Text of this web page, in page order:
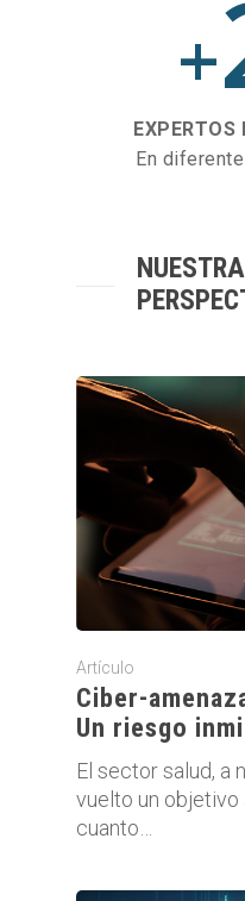
+
EXPERTOS
En
NUESTRA
Artículo
Ciber-
Un riesgo
El sector salud, a
vuelto un
cuanto…